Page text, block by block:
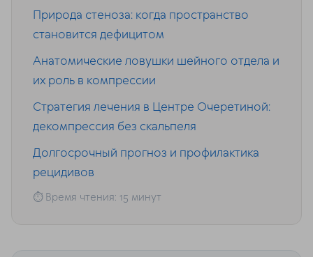
Природа стеноза: когда пространство
становится дефицитом
Анатомические ловушки шейного отдела и
их роль в компрессии
Стратегия лечения в Центре Очеретиной:
декомпрессия без скальпеля
Долгосрочный прогноз и профилактика
рецидивов
⏱ Время чтения: 15 минут